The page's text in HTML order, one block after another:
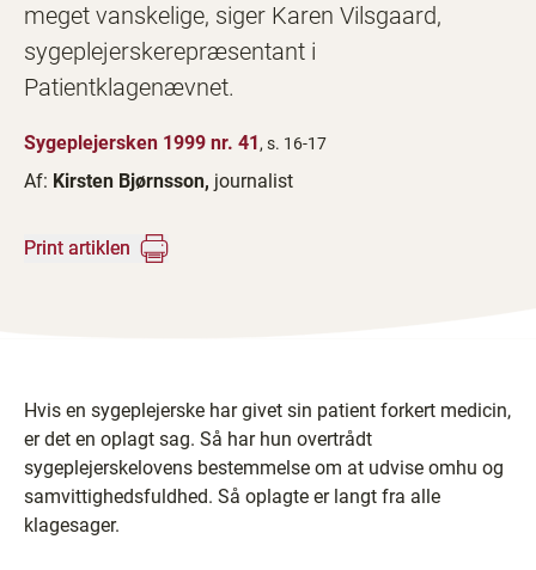
meget vanskelige, siger Karen Vilsgaard,
sygeplejerskerepræsentant i
Patientklagenævnet.
Sygeplejersken 1999 nr. 41, s. 16-17
Af: Kirsten Bjørnsson, journalist
Print artiklen
Hvis en sygeplejerske har givet sin patient forkert medicin,
er det en oplagt sag. Så har hun overtrådt
sygeplejerskelovens bestemmelse om at udvise omhu og
samvittighedsfuldhed. Så oplagte er langt fra alle
klagesager.